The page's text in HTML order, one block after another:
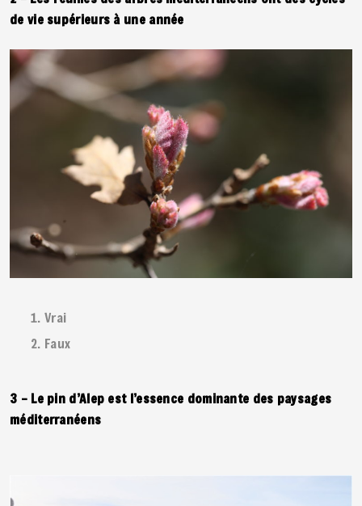
de vie supérieurs à une année
Vrai
Faux
3 – Le pin d’Alep est l’essence dominante des paysages
méditerranéens